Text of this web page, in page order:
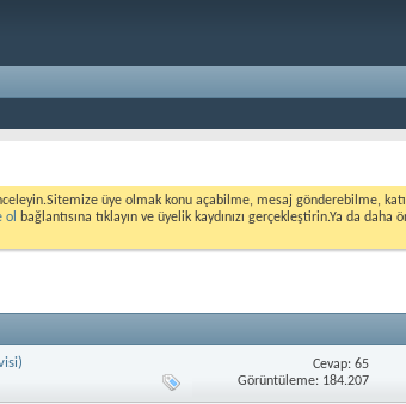
üye olmak konu açabilme, mesaj gönderebilme,
ol bağlantısına tıklayın ve üyelik kaydınızı gerçekleştirin.Ya da
Cevap: 65
Görüntüleme: 184.207